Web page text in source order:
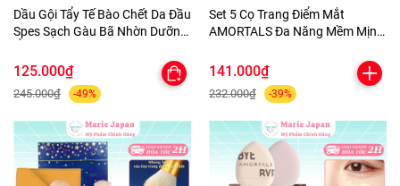
Dầu Gội Tẩy Tế Bào Chết Da Đầu
Spes Sạch Gàu Bã Nhờn Dưỡng
Hũ 280g
125.000₫
245.000₫ -49%
Set 5 Cọ Trang Điểm Mắt
AMORTALS Đa Năng Mềm Mịn
141.000₫
232.000₫ -39%